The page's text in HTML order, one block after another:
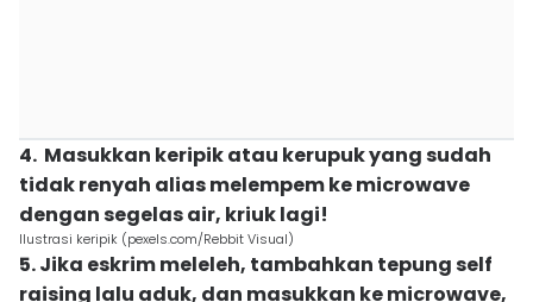
4. Masukkan keripik atau kerupuk yang sudah
tidak renyah alias melempem ke microwave
dengan segelas air, kriuk lagi!
Ilustrasi keripik (pexels.com/Rebbit Visual)
5. Jika eskrim meleleh, tambahkan tepung self
raising lalu aduk, dan masukkan ke microwave,